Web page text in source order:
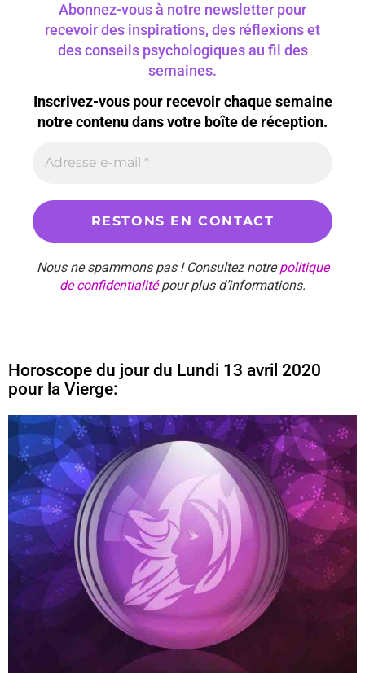
Abonnez-vous à notre newsletter pour
recevoir des inspirations, des réflexions et
des conseils psychologiques au fil des
semaines.
Inscrivez-vous pour recevoir chaque semaine
notre contenu dans votre boîte de réception.
Nous ne spammons pas ! Consultez notrepolitique
de confidentialitépour plus d’informations.
Horoscope du jour du Lundi 13 avril 2020
pour la Vierge: